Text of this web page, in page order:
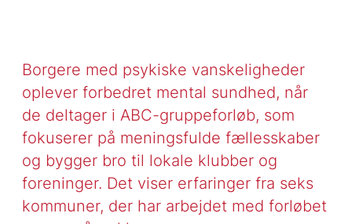
Borgere med psykiske vanskeligheder
oplever forbedret mental sundhed, når
de deltager i ABC-gruppeforløb, som
fokuserer på meningsfulde fællesskaber
og bygger bro til lokale klubber og
foreninger. Det viser erfaringer fra seks
kommuner, der har arbejdet med forløbet